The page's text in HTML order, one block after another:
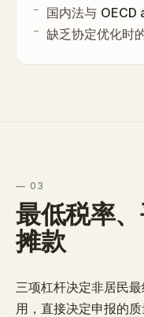
国内法与 OECD
缺乏协定优化时
— 03
最低税率
摊款
三项杠杆决定非居民
用，直接决定申报的质